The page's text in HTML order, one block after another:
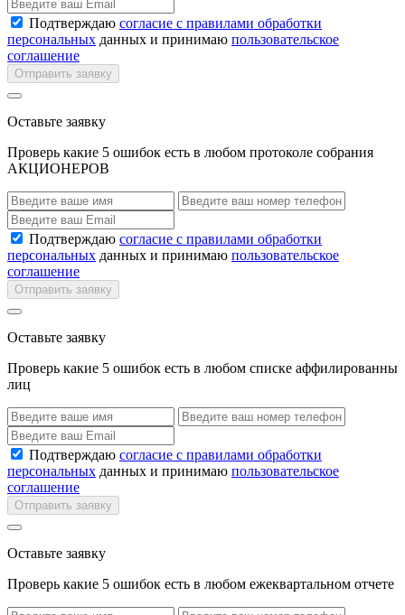
Подтверждаю согласие с правилами обработки
персональных данных и принимаю пользовательское
соглашение
Отправить заявку
Оставьте заявку
Проверь какие 5 ошибок есть в любом протоколе собрания
АКЦИОНЕРОВ
Подтверждаю согласие с правилами обработки
персональных данных и принимаю пользовательское
соглашение
Отправить заявку
Оставьте заявку
Проверь какие 5 ошибок есть в любом списке аффилированны
лиц
Подтверждаю согласие с правилами обработки
персональных данных и принимаю пользовательское
соглашение
Отправить заявку
Оставьте заявку
Проверь какие 5 ошибок есть в любом ежеквартальном отчете